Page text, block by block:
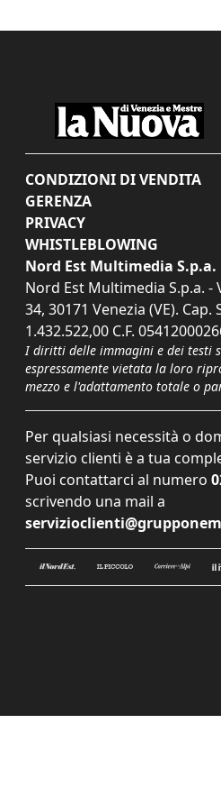
CONDIZIONI DI VENDITA
GERENZA
PRIVACY
WHISTLEBLOWING
Nord Est Multimedia S.p.a.
Nord Est Multimedia S.p.a. -
34, 30171 Venezia (VE). Cap.
1.432.522,00 C.F.
I diritti delle immagini e dei testi
espressamente vietata la loro
mezzo e l'adattamento totale o
Per qualsiasi necessità o
servizio clienti è a tua
Puoi contattarci al numero
scrivendo una mail a